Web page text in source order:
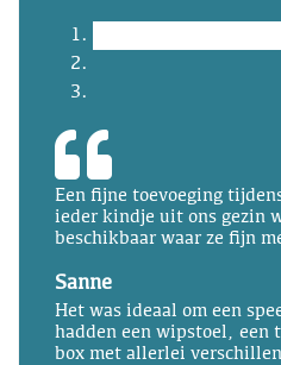
Een fijne toevoeging
ieder kindje uit ons gezin
beschikbaar waar ze fijn
Sanne
Het was ideaal om een
hadden een wipstoel, een
box met allerlei